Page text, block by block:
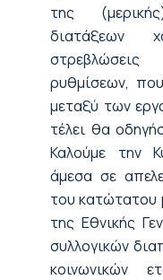
της
διατάξεων
ρυθμίσεων, που
μεταξύ των
τέλει θα
Καλούμε την
άμεσα σε
του κατώτατου
της Εθνικής
συλλογικών
κοινωνικών